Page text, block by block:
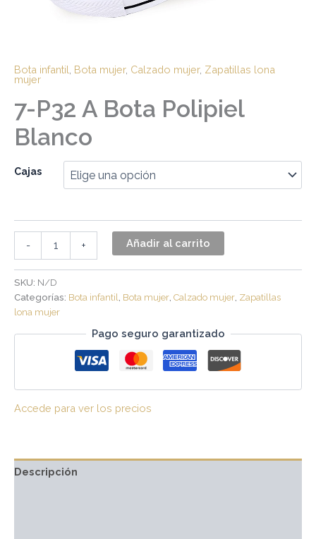
Bota infantil Bota mujer, Calzado mujer, Zapatillas lona
mujer
7-P32 A Bota Polipiel
Blanco
Cajas
- + Añadir al carrito
SKU: N/D
Categorías: Bota infantil Bota mujer Calzado mujer Zapatillas
lona mujer
Pago seguro garantizado
Accede para ver los precios
Descripción